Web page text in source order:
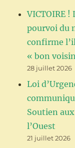
VICTOIRE !
pourvoi du
confirme
« bon
28 juillet 2026
Loi
Soutien
l’Ouest
21 juillet 2026